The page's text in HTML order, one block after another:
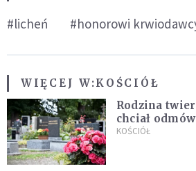
#licheń #honorowi
WIĘCEJ W:KOŚCIÓŁ
Rodzina
chciał
zapowiada
KOŚCIÓŁ